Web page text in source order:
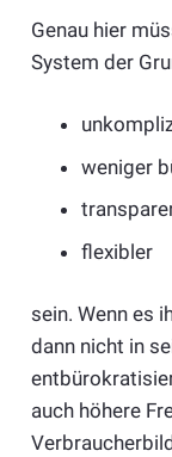
Genau hier
System der
weniger
flexibler
sein. Wenn es
dann nicht in
auch höhere